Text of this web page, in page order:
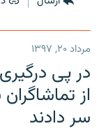
مرداد ۲۰, ۱۳۹۷
در پی
از
سر دادند